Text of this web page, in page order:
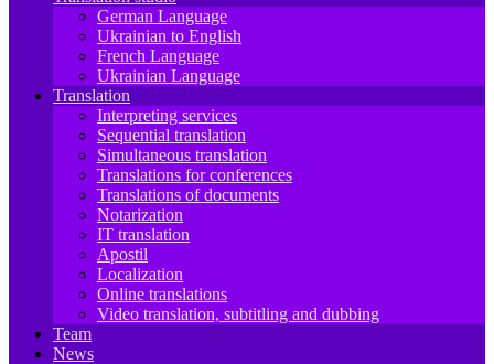
German Language
Ukrainian to English
French Language
Ukrainian Language
Translation
Interpreting services
Sequential translation
Simultaneous translation
Translations for conferences
Translations of documents
Notarization
IT translation
Apostil
Localization
Online translations
Video translation, subtitling and dubbing
Team
News